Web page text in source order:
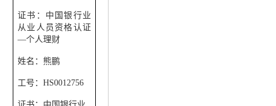
证书：中国银行业
从业人员资格认证
—个人理财
姓名：熊鹏
工号：HS0012756